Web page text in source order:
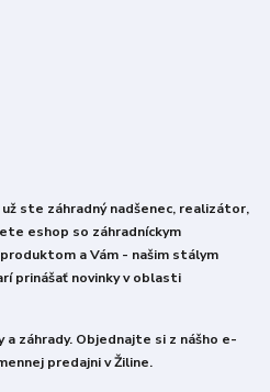
ste záhradný nadšenec, realizátor,
eshop so záhradníckym
a Vám - našim stálym
prinášať novinky v oblasti
záhrady. Objednajte si z nášho e-
predajni v Žiline.